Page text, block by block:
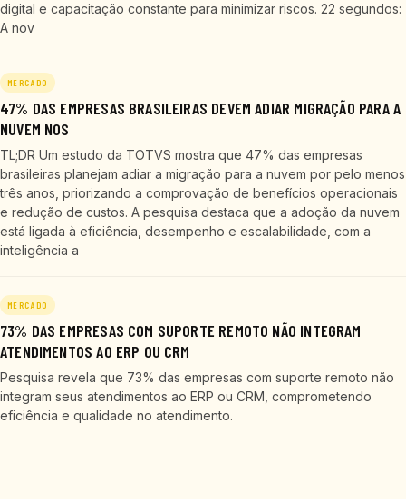
digital e capacitação constante para minimizar riscos. 22 segundos:
A nov
MERCADO
47% DAS EMPRESAS BRASILEIRAS DEVEM ADIAR MIGRAÇÃO PARA A
NUVEM NOS
TL;DR Um estudo da TOTVS mostra que 47% das empresas
brasileiras planejam adiar a migração para a nuvem por pelo menos
três anos, priorizando a comprovação de benefícios operacionais
e redução de custos. A pesquisa destaca que a adoção da nuvem
está ligada à eficiência, desempenho e escalabilidade, com a
inteligência a
MERCADO
73% DAS EMPRESAS COM SUPORTE REMOTO NÃO INTEGRAM
ATENDIMENTOS AO ERP OU CRM
Pesquisa revela que 73% das empresas com suporte remoto não
integram seus atendimentos ao ERP ou CRM, comprometendo
eficiência e qualidade no atendimento.